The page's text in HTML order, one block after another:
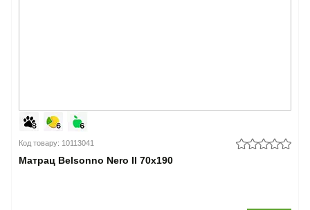
Код товару: 10113041
Матрац Belsonno Nero II 70x190